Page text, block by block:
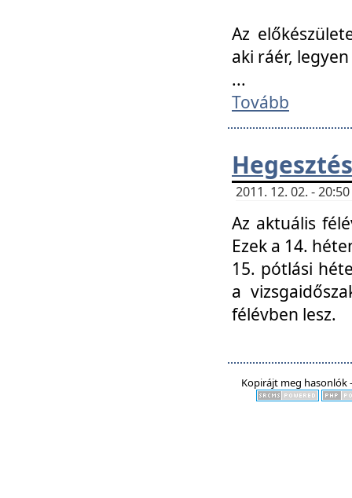
Az
aki ráér,
...
Tovább
2011. 12. 02. -
Az aktuális
Ezek a 14.
15. pótlási
a
félévben lesz.
Kopirájt meg hasonlók